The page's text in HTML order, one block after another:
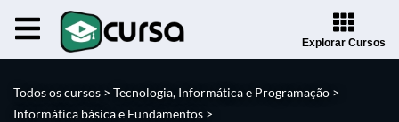
Explorar Cursos
Todos os cursos > Tecnologia, Informática e Programação >
Informática básica e Fundamentos >